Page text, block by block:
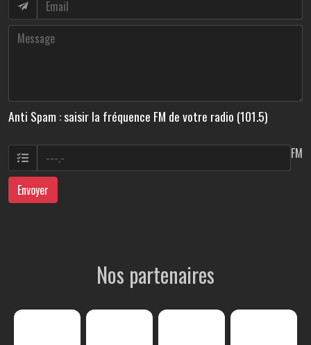
Anti Spam : saisir la fréquence FM de votre radio (101.5)
FM
Envoyer
Nos partenaires